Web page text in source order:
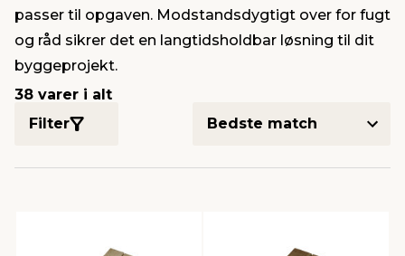
brædder
& opbevaring
& persienner
& sikkerhed
& ventilation
kloak
fittings
Home
& fugemasse
& spande
underholdning
udendørs spa
passer til opgaven. Modstandsdygtigt over for fugt
og råd sikrer det en langtidsholdbar løsning til dit
byggeprojekt.
38 varer i alt
Filter